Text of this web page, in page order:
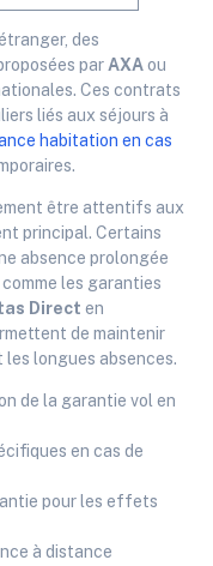
des
par AXAou
Ces contrats
liés aux séjours à
habitation en cas
être attentifs aux
principal. Certains
absence prolongée
les garanties
Direct en
de maintenir
longues absences.
de la garantie vol en
en cas de
pour les effets
à distance